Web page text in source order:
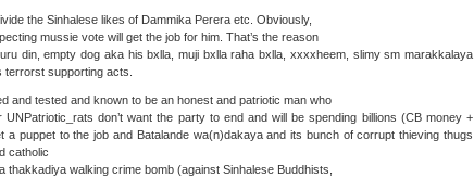
the Sinhalese likes of Dammika Perera etc. Obviously,
mussie vote will get the job for him. That’s the reason
din, empty dog aka his bxlla, muji bxlla raha bxlla, xxxxheem, slimy sm marakkalaya
supporting acts.
and tested and known to be an honest and patriotic man who
don’t want the party to end and will be spending billions (CB money +
a puppet to the job and Batalande wa(n)dakaya and its bunch of corrupt thieving thugs
catholic
walking crime bomb (against Sinhalese Buddhists,